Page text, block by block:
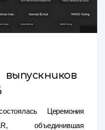
Церемония
объединившая